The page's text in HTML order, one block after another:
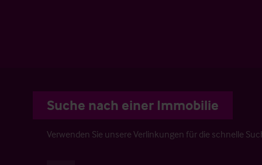
Suche nach einer Immobilie
Verwenden Sie unsere Verlinkungen für die schnelle